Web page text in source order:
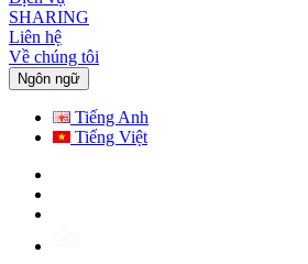
SHARING
Liên hệ
Về chúng tôi
Ngôn ngữ
Tiếng Anh
Tiếng Việt